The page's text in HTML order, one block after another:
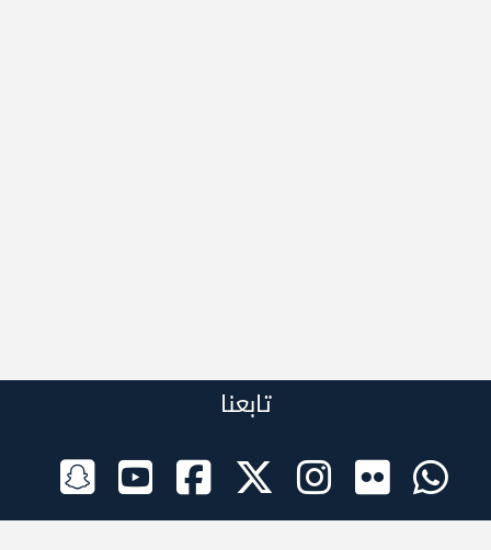
تابعنا